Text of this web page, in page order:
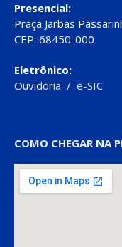
Presencial:
Praça Jarbas
CEP: 68450-000
Eletrônico:
Ouvidoria / e-SIC
COMO CHEGAR NA